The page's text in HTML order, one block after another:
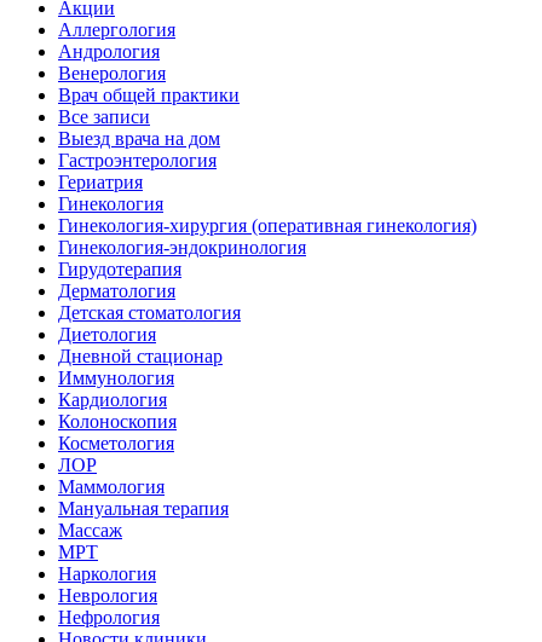
Акции
Аллергология
Андрология
Венерология
Врач общей практики
Все записи
Выезд врача на дом
Гастроэнтерология
Гериатрия
Гинекология
Гинекология-хирургия (оперативная гинекология)
Гинекология-эндокринология
Гирудотерапия
Дерматология
Детская стоматология
Диетология
Дневной стационар
Иммунология
Кардиология
Колоноскопия
Косметология
ЛОР
Маммология
Мануальная терапия
Массаж
МРТ
Наркология
Неврология
Нефрология